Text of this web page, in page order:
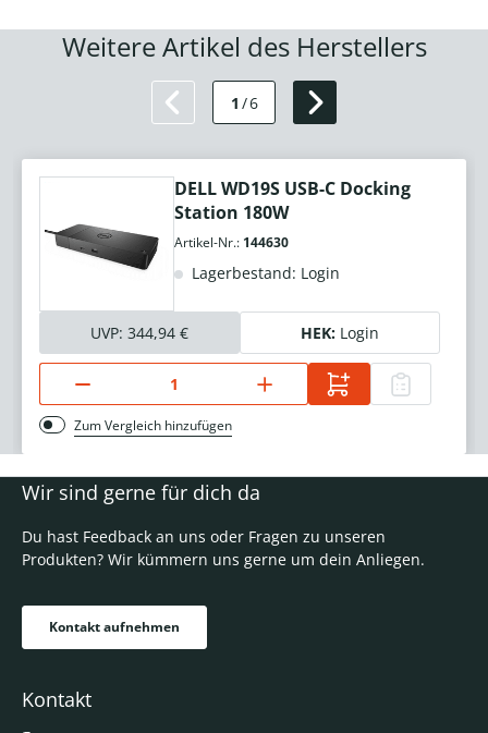
Weitere Artikel des Herstellers
1 /6
DELL WD19S USB-C Docking
Station 180W
Artikel-Nr.: 144630
Lagerbestand: Login
UVP: 344,94 € HEK: Login
Zum Vergleich hinzufügen
Wir sind gerne für dich da
Du hast Feedback an uns oder Fragen zu unseren
Produkten? Wir kümmern uns gerne um dein Anliegen.
Kontakt aufnehmen
Kontakt